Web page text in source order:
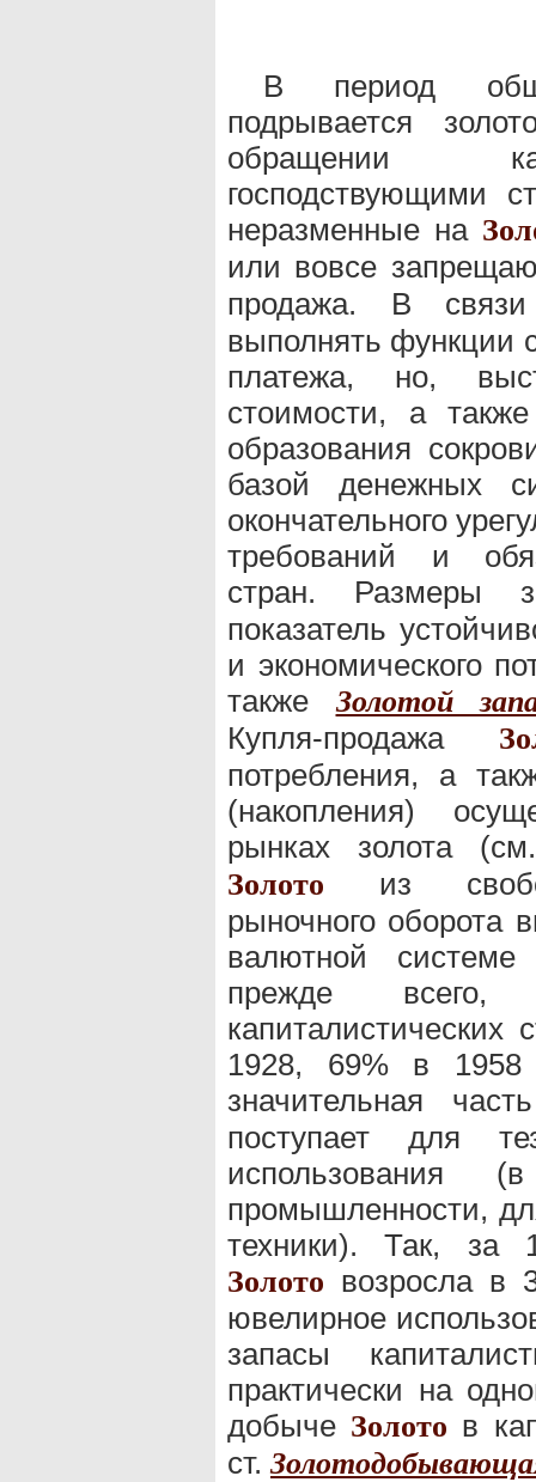
В период
подрывается
обращении
господствующими
неразменные на
или вовсе
продажа. В
выполнять функции
платежа, но,
стоимости, а
образования
базой денежных
окончательного
требований и
стран. Размеры
показатель
и экономического
такжеЗолотой
Купля-продажа
потребления, а
(накопления)
рынках золота
Золото из
рыночного оборота
валютной системе
прежде
1928, 69% в
значительная
поступает для
использования
промышленности,
техники). Так, за
Золото возросла в
ювелирное
запасы
практически на
добыче Золото в
ст.